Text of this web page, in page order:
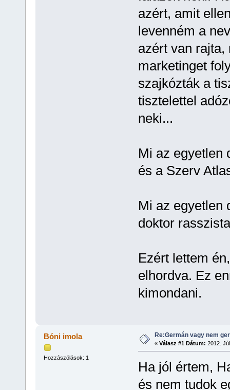
azért, amit
levenném a
azért van
marketinget
szajkózták a
tisztelettel
neki...
Mi az egyetlen
és a Szerv
Mi az egyetlen
doktor
Ezért lettem
elhordva. Ez
kimondani.
Bóni imola
Hozzászólások: 1
Re:Germán vagy nem
« Válasz #1 Dátum: 2012.
Ha jól értem,
és nem tudok